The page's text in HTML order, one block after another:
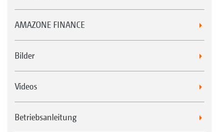
AMAZONE FINANCE
Bilder
Videos
Betriebsanleitung